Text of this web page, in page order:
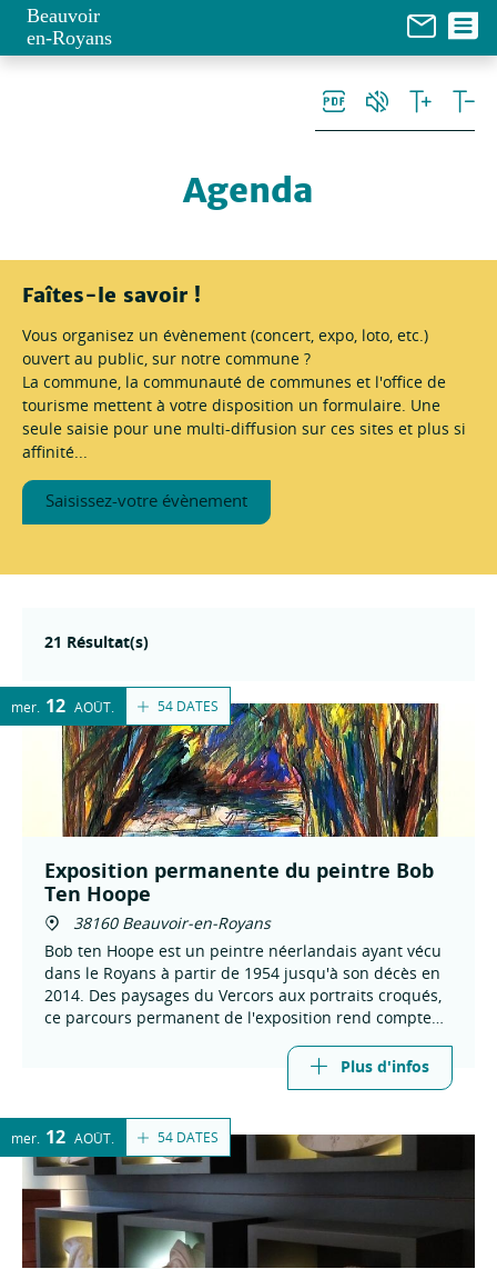
Beauvoir
en-Royans
Agenda
Faîtes-le savoir !
Vous organisez un évènement (concert, expo, loto, etc.)
ouvert au public, sur notre commune ?
La commune, la communauté de communes et l'office de
tourisme mettent à votre disposition un formulaire. Une
seule saisie pour une multi-diffusion sur ces sites et plus si
affinité...
Saisissez-votre évènement
21 Résultat(s)
54 DATES
mer. 12 AOÛT
Exposition permanente du peintre Bob
Ten Hoope
38160 Beauvoir-en-Royans
Bob ten Hoope est un peintre néerlandais ayant vécu
dans le Royans à partir de 1954 jusqu'à son décès en
2014. Des paysages du Vercors aux portraits croqués,
ce parcours permanent de l'exposition rend compte
Plus d'infos
54 DATES
mer. 12 AOÛT
Panneau de gestion des cookies